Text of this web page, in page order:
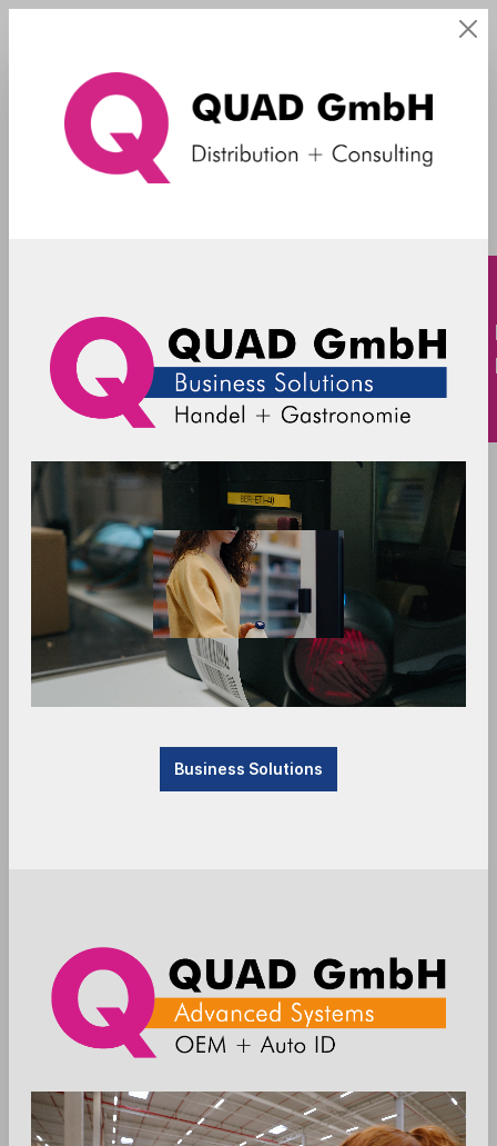
Filter
4
Tube\" stand and bracket for Posiflex HS-35xx
series 85cm, incl. storage for receipt rolls, same
locks
QUAD-Articlenumber: 3666
Die Preise werden nach der
Business Solutions